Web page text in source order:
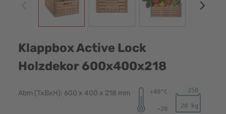
Klappbox Active Lock
Holzdekor 600x400x218
Abm (TxBxH): 600 x 400 x 218 mm